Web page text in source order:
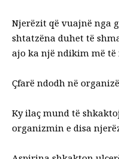
Njerëzit që vuajnë nga
shtatzëna duhet të
ajo ka një ndikim më
Çfarë ndodh në
Ky ilaç mund të
organizmin e disa